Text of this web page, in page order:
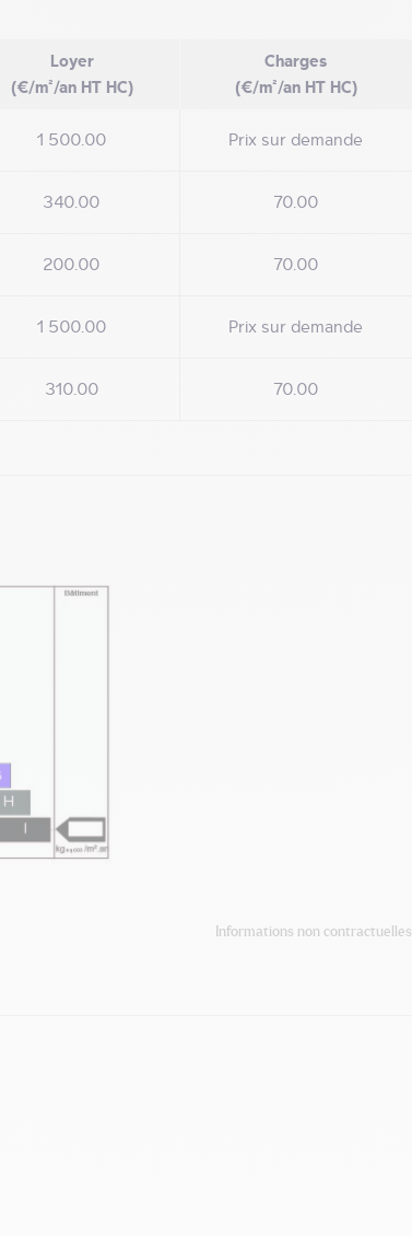
Loyer
(€/m²/an HT HC)
Charges
(€/m²/an HT HC)
1 500.00 Prix sur demande
340.00 70.00
200.00 70.00
1 500.00 Prix sur demande
310.00 70.00
Informations non contractuelles